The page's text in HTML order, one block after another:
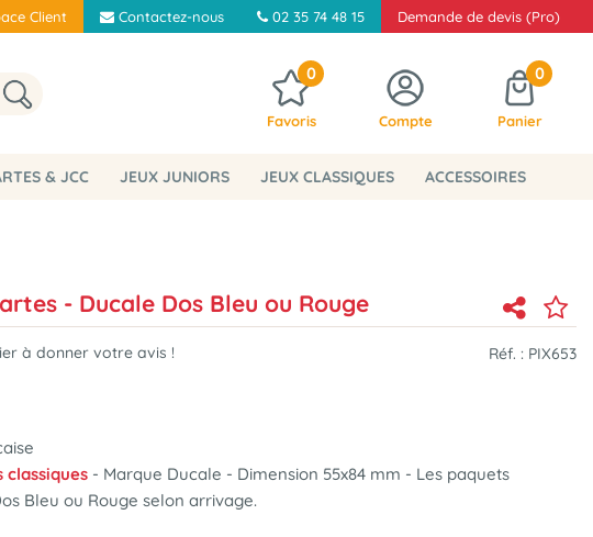
Client Contactez-nous 02 35 74 48 15 Demande de devis (Pro)
0
Favoris Compte
0
Panier
& JCC JEUX JUNIORS JEUX CLASSIQUES ACCESSOIRES
- Ducale Dos Bleu ou Rouge
à donner votre avis ! Réf. : PIX653
classiques - Marque Ducale - Dimension 55x84 mm - Les paquets
Bleu ou Rouge selon arrivage.